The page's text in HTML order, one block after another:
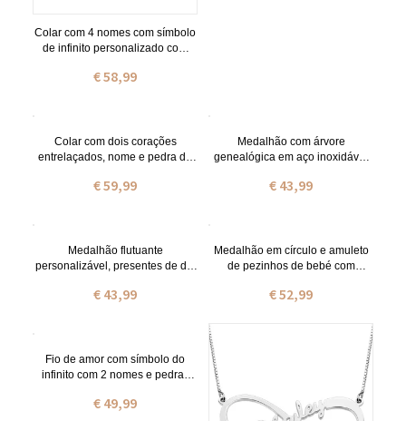
Colar com 4 nomes com símbolo
de infinito personalizado com
€ 58,99
Colar com dois corações
entrelaçados, nome e pedra de
€ 59,99
Medalhão com árvore
genealógica em aço inoxidável
€ 43,99
Medalhão flutuante
personalizável, presentes de dia
€ 43,99
Medalhão em círculo e amuleto
de pezinhos de bebé com
€ 52,99
Fio de amor com símbolo do
infinito com 2 nomes e pedras
€ 49,99